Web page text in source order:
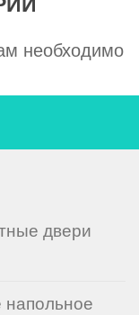
необходимо
двери
напольное